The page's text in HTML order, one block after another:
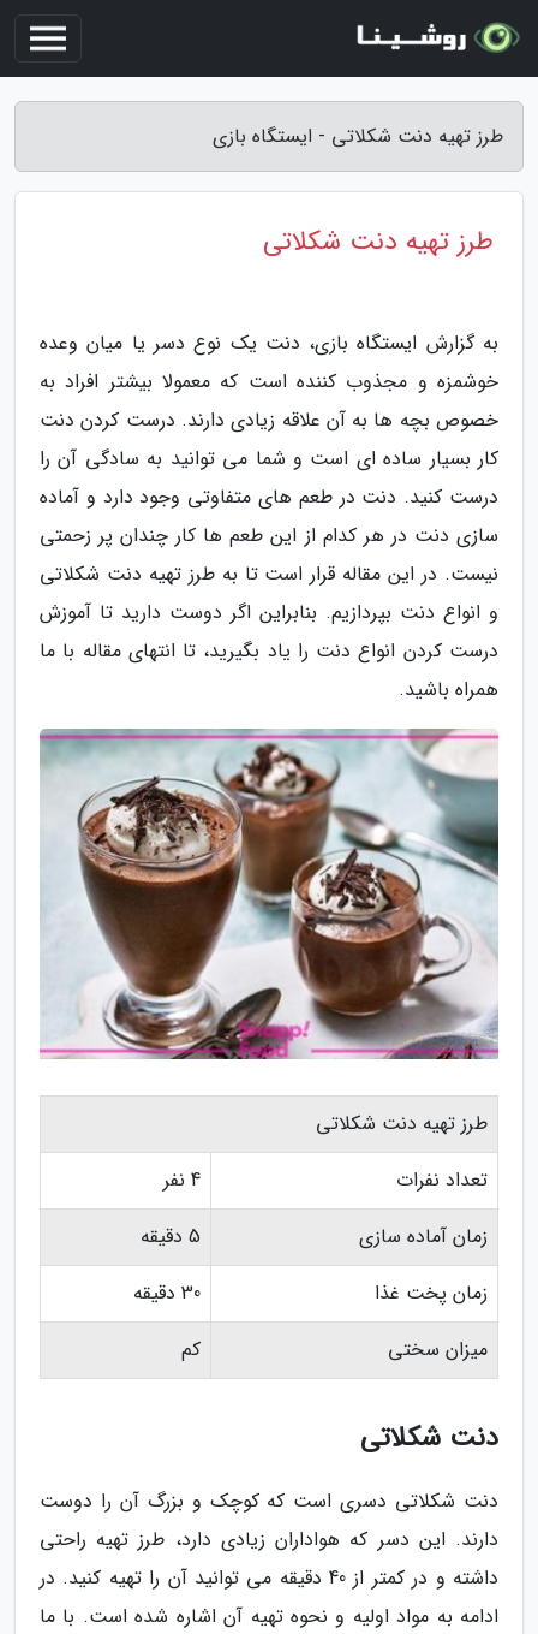
طرز تهیه دنت شکلاتی - ایستگاه بازی
طرز تهیه دنت شکلاتی
به گزارش ایستگاه بازی، دنت یک نوع دسر یا میان وعده
خوشمزه و مجذوب کننده است که معمولا بیشتر افراد به
خصوص بچه ها به آن علاقه زیادی دارند. درست کردن دنت
کار بسیار ساده ای است و شما می توانید به سادگی آن را
درست کنید. دنت در طعم های متفاوتی وجود دارد و آماده
سازی دنت در هر کدام از این طعم ها کار چندان پر زحمتی
نیست. در این مقاله قرار است تا به طرز تهیه دنت شکلاتی
و انواع دنت بپردازیم. بنابراین اگر دوست دارید تا آموزش
درست کردن انواع دنت را یاد بگیرید، تا انتهای مقاله با ما
همراه باشید.
طرز تهیه دنت شکلاتی
تعداد نفرات
4 نفر
زمان آماده سازی
5 دقیقه
زمان پخت غذا
30 دقیقه
میزان سختی
کم
دنت شکلاتی
دنت شکلاتی دسری است که کوچک و بزرگ آن را دوست
دارند. این دسر که هواداران زیادی دارد، طرز تهیه راحتی
داشته و در کمتر از 40 دقیقه می توانید آن را تهیه کنید. در
ادامه به مواد اولیه و نحوه تهیه آن اشاره شده است. با ما